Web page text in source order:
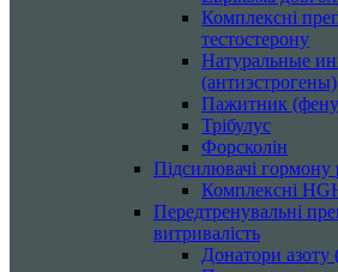
Комплексні
тестостерону
Натуральные
(антиэстрогены)
Пажитник
Трібулус
Форсколін
Підсилювачі гормону
Комплексні
Передтренувальні
витривалість
Донатори азоту